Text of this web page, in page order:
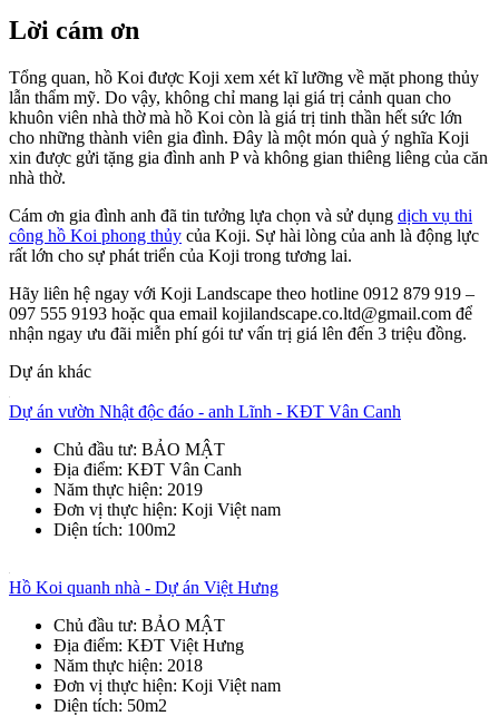
Lời cám ơn
Tổng quan, hồ Koi được Koji xem xét kĩ lưỡng về mặt phong thủy
lẫn thẩm mỹ. Do vậy, không chỉ mang lại giá trị cảnh quan cho
khuôn viên nhà thờ mà hồ Koi còn là giá trị tinh thần hết sức lớn
cho những thành viên gia đình. Đây là một món quà ý nghĩa Koji
xin được gửi tặng gia đình anh P và không gian thiêng liêng của căn
nhà thờ.
Cám ơn gia đình anh đã tin tưởng lựa chọn và sử dụng dịch vụ thi
công hồ Koi phong thủy của Koji. Sự hài lòng của anh là động lực
rất lớn cho sự phát triển của Koji trong tương lai.
Hãy liên hệ ngay với Koji Landscape theo hotline 0912 879 919 –
097 555 9193 hoặc qua email kojilandscape.co.ltd@gmail.com để
nhận ngay ưu đãi miễn phí gói tư vấn trị giá lên đến 3 triệu đồng.
Dự án khác
Dự án vườn Nhật độc đáo - anh Lĩnh - KĐT Vân Canh
Chủ đầu tư: BẢO MẬT
Địa điểm: KĐT Vân Canh
Năm thực hiện: 2019
Đơn vị thực hiện: Koji Việt nam
Diện tích: 100m2
Hồ Koi quanh nhà - Dự án Việt Hưng
Chủ đầu tư: BẢO MẬT
Địa điểm: KĐT Việt Hưng
Năm thực hiện: 2018
Đơn vị thực hiện: Koji Việt nam
Diện tích: 50m2